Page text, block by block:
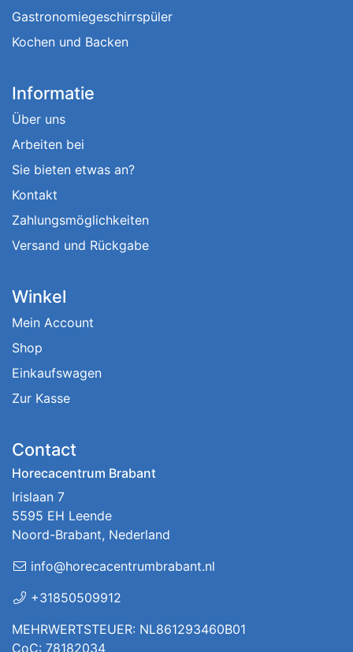
Gastronomiegeschirrspüler
Kochen und Backen
Informatie
Über uns
Arbeiten bei
Sie bieten etwas an?
Kontakt
Zahlungsmöglichkeiten
Versand und Rückgabe
Winkel
Mein Account
Shop
Einkaufswagen
Zur Kasse
Contact
Horecacentrum Brabant
Irislaan 7
5595 EH Leende
Noord-Brabant, Nederland
info@horecacentrumbrabant.nl
+31850509912
MEHRWERTSTEUER: NL861293460B01
CoC: 78182034